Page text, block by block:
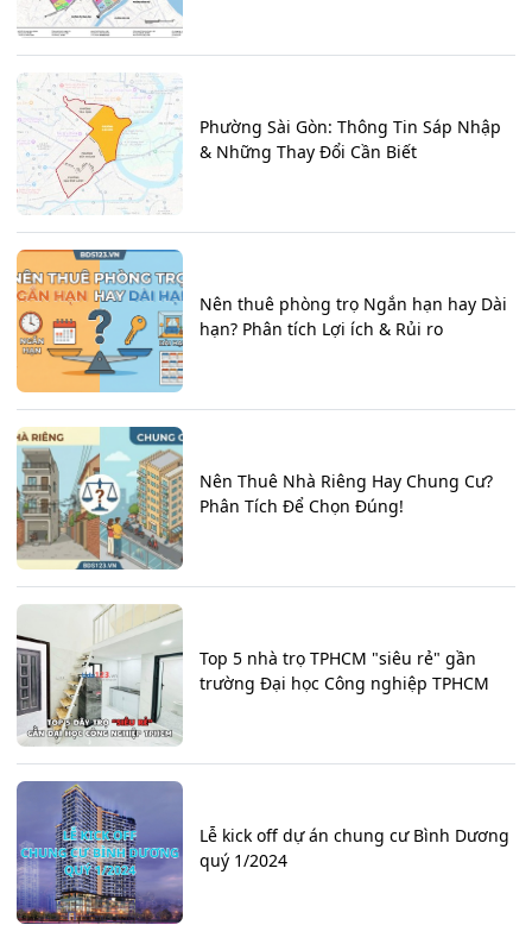
Phường Sài Gòn: Thông Tin Sáp Nhập
& Những Thay Đổi Cần Biết
Nên thuê phòng trọ Ngắn hạn hay Dài
hạn? Phân tích Lợi ích & Rủi ro
Nên Thuê Nhà Riêng Hay Chung Cư?
Phân Tích Để Chọn Đúng!
Top 5 nhà trọ TPHCM "siêu rẻ" gần
trường Đại học Công nghiệp TPHCM
Lễ kick off dự án chung cư Bình Dương
quý 1/2024